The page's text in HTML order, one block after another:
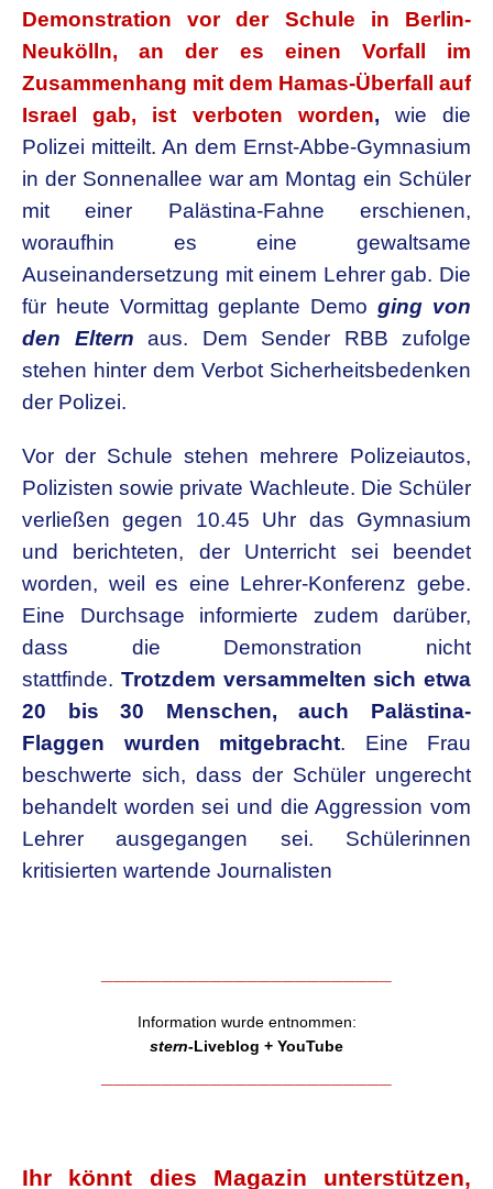
Demonstration vor der Schule in Berlin-
Neukölln, an der es einen Vorfall im
Zusammenhang mit dem Hamas-Überfall auf
Israel gab, ist verboten worden, wie die
Polizei mitteilt. An dem Ernst-Abbe-Gymnasium
in der Sonnenallee war am Montag ein Schüler
mit einer Palästina-Fahne erschienen,
woraufhin es eine gewaltsame
Auseinandersetzung mit einem Lehrer gab. Die
für heute Vormittag geplante Demo ging von
den Eltern aus. Dem Sender RBB zufolge
stehen hinter dem Verbot Sicherheitsbedenken
der Polizei.
Vor der Schule stehen mehrere Polizeiautos,
Polizisten sowie private Wachleute. Die Schüler
verließen gegen 10.45 Uhr das Gymnasium
und berichteten, der Unterricht sei beendet
worden, weil es eine Lehrer-Konferenz gebe.
Eine Durchsage informierte zudem darüber,
dass die Demonstration nicht
stattfinde. Trotzdem versammelten sich etwa
20 bis 30 Menschen, auch Palästina-
Flaggen wurden mitgebracht. Eine Frau
beschwerte sich, dass der Schüler ungerecht
behandelt worden sei und die Aggression vom
Lehrer ausgegangen sei. Schülerinnen
kritisierten wartende Journalisten
Information wurde entnommen:
stern-Liveblog + YouTube
Ihr könnt dies Magazin unterstützen,